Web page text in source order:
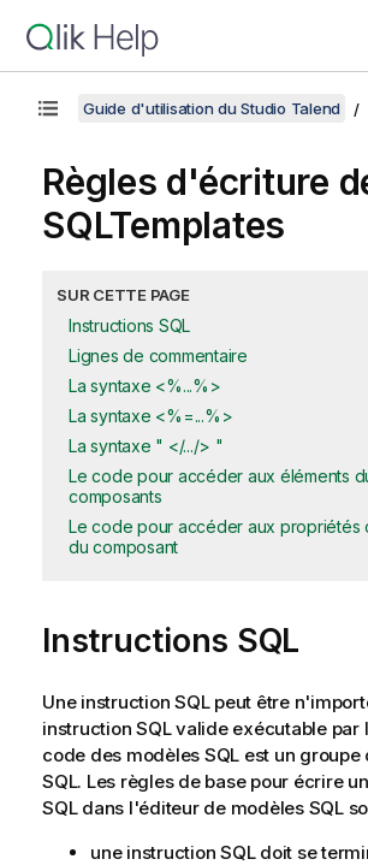
Guide d'utilisation du Studio Talend
Règles d'écriture
SQLTemplates
SUR CETTE PAGE
Instructions SQL
Lignes de commentaire
La syntaxe <%...%>
La syntaxe <%=...%>
La syntaxe " </.../> "
Le code pour accéder aux éléments
composants
Le code pour accéder aux propriétés
du composant
Instructions SQL
Une instruction SQL peut être
instruction SQL valide exécutable par
code des modèles SQL est un
SQL. Les règles de base pour écrire
SQL dans l'éditeur de modèles SQL
une instruction SQL doit se